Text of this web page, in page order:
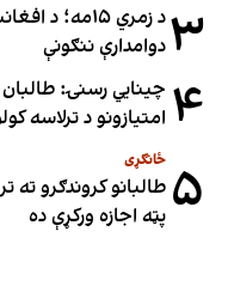
۳
د زمري
دوامدارې ننګونې
۴ چینایي رسنۍ:
امتیازونو د ترلاسه
۵ ځانګړی
طالبانو کروندګرو ته
پټه اجازه ورکړې ده